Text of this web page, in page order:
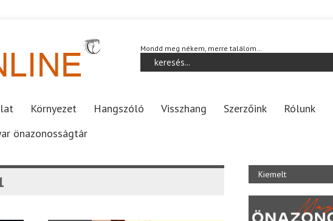
Mondd meg nékem, merre találom…
Környezet Hangszóló Visszhang Szerzőink Rólunk
önazonosságtár
Kiemelt